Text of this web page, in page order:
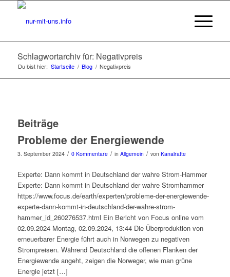
Schlagwortarchiv für: Negativpreis
Du bist hier: Startseite / Blog / Negativpreis
Beiträge
Probleme der Energiewende
3. September 2024 / 0 Kommentare / in Allgemein / von Kanalratte
Experte: Dann kommt in Deutschland der wahre Strom-Hammer
Experte: Dann kommt in Deutschland der wahre Stromhammer
https://www.focus.de/earth/experten/probleme-der-energiewende-
experte-dann-kommt-in-deutschland-der-wahre-strom-
hammer_id_260276537.html Ein Bericht von Focus online vom
02.09.2024 Montag, 02.09.2024, 13:44 Die Überproduktion von
erneuerbarer Energie führt auch in Norwegen zu negativen
Strompreisen. Während Deutschland die offenen Flanken der
Energiewende angeht, zeigen die Norweger, wie man grüne
Energie jetzt […]